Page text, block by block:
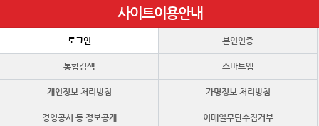
사이트이용안내
로그인 본인인증
통합검색 스마트앱
개인정보 처리방침 가명정보 처리방침
경영공시 등 정보공개 이메일무단수집거부